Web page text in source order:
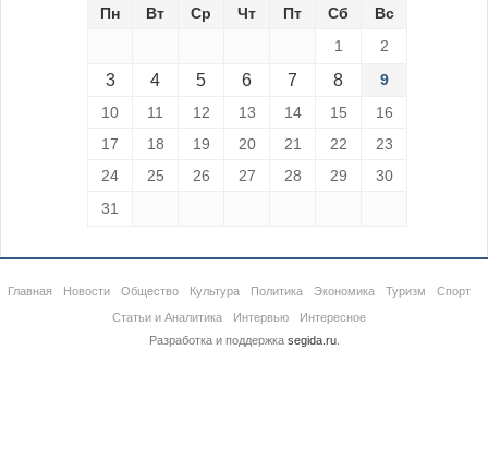
Пн Вт Ср Чт Пт Сб
Вс
1
2
3 4 5 6 7 8
9
10
11 12 13 14 15
16
17
18 19 20 21 22
23
24
25 26 27 28 29
30
31
Главная Новости Общество Культура Политика Экономика Туризм
Спорт
Статьи и Аналитика
Интервью
Интересное
Разработка и поддержка segida.ru.